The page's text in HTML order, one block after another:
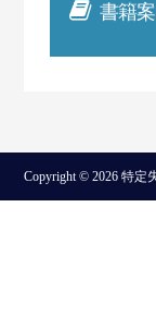
書籍
Copyright © 2026 特定